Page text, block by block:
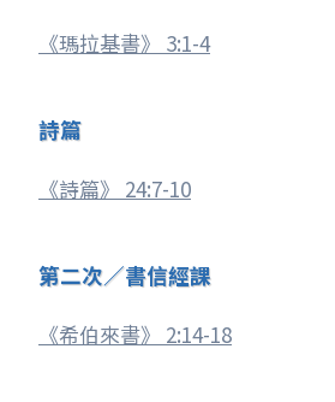
《瑪拉基書》 3:1-4
詩篇
《詩篇》 24:7-10
第二次／書信經課
《希伯來書》 2:14-18